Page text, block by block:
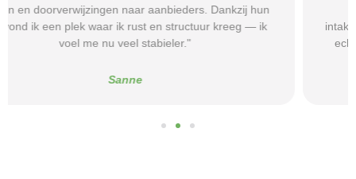
precies welke vragen ik moest stellen tijdens
intakegesprekken. Daardoor kwam ik bij een aanbieder die
echt bij mij past. Mijn zelfstandigheid is flink verbeterd."